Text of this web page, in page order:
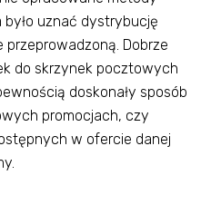
było uznać dystrybucję
Dobrze
do skrzynek pocztowych
doskonały sposób
promocjach, czy
w ofercie danej